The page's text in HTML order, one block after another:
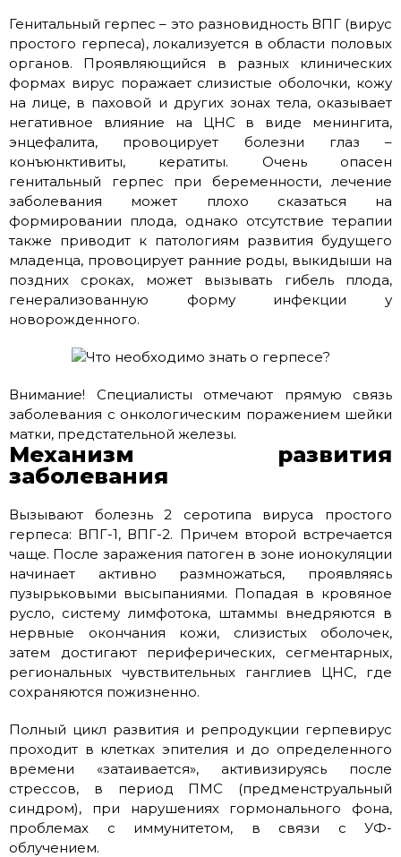
Генитальный герпес – это разновидность ВПГ (вирус
простого герпеса), локализуется в области половых
органов. Проявляющийся в разных клинических
формах вирус поражает слизистые оболочки, кожу
на лице, в паховой и других зонах тела, оказывает
негативное влияние на ЦНС в виде менингита,
энцефалита, провоцирует болезни глаз –
конъюнктивиты, кератиты. Очень опасен
генитальный герпес при беременности, лечение
заболевания может плохо сказаться на
формировании плода, однако отсутствие терапии
также приводит к патологиям развития будущего
младенца, провоцирует ранние роды, выкидыши на
поздних сроках, может вызывать гибель плода,
генерализованную форму инфекции у
новорожденного.
Внимание! Специалисты отмечают прямую связь
заболевания с онкологическим поражением шейки
матки, предстательной железы.
Механизм развития
заболевания
Вызывают болезнь 2 серотипа вируса простого
герпеса: ВПГ-1, ВПГ-2. Причем второй встречается
чаще. После заражения патоген в зоне ионокуляции
начинает активно размножаться, проявляясь
пузырьковыми высыпаниями. Попадая в кровяное
русло, систему лимфотока, штаммы внедряются в
нервные окончания кожи, слизистых оболочек,
затем достигают периферических, сегментарных,
региональных чувствительных ганглиев ЦНС, где
сохраняются пожизненно.
Полный цикл развития и репродукции герпевирус
проходит в клетках эпителия и до определенного
времени «затаивается», активизируясь после
стрессов, в период ПМС (предменструальный
синдром), при нарушениях гормонального фона,
проблемах с иммунитетом, в связи с УФ-
облучением.